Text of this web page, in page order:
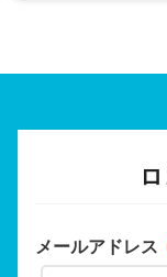
メールアドレス